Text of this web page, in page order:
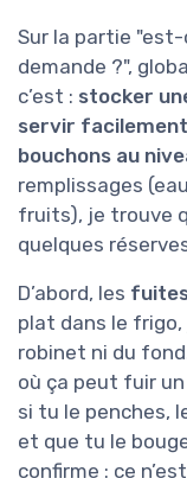
Sur la partie "est-
demande ?",
c’est : stocker
servir facilement
bouchons au
remplissages
fruits), je trouve
quelques
D’abord, les
plat dans le frigo,
robinet ni du
où ça peut fuir un
si tu le penches,
et que tu le
confirme : ce